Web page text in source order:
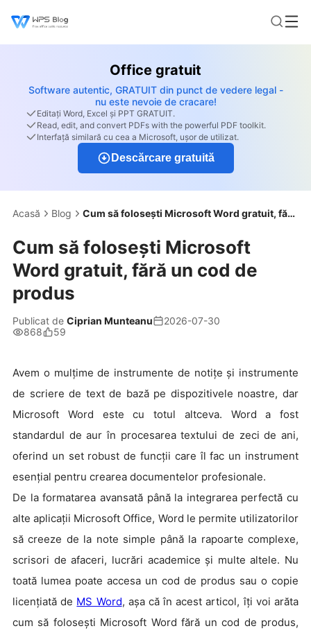
Office gratuit
Software autentic, GRATUIT din punct de vedere legal -
nu este nevoie de cracare!
Editați Word, Excel și PPT GRATUIT.
Read, edit, and convert PDFs with the powerful PDF toolkit.
Interfață similară cu cea a Microsoft, ușor de utilizat.
Descărcare gratuită
Acasă Blog Cum să folosești Microsoft Word gratuit, fără un cod de produs
Cum să folosești Microsoft
Word gratuit, fără un cod de
produs
Publicat de Ciprian Munteanu
2026-07-30
868
59
Avem o mulțime de instrumente de notițe și instrumente
de scriere de text de bază pe dispozitivele noastre, dar
Microsoft Word este cu totul altceva. Word a fost
standardul de aur în procesarea textului de zeci de ani,
oferind un set robust de funcții care îl fac un instrument
esențial pentru crearea documentelor profesionale.
De la formatarea avansată până la integrarea perfectă cu
alte aplicații Microsoft Office, Word le permite utilizatorilor
să creeze de la note simple până la rapoarte complexe,
scrisori de afaceri, lucrări academice și multe altele. Nu
toată lumea poate accesa un cod de produs sau o copie
licențiată de MS Word, așa că în acest articol, îți voi arăta
cum să folosești Microsoft Word fără un cod de produs,